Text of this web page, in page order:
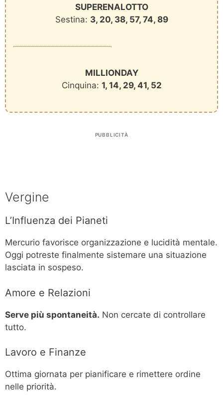
SUPERENALOTTO
Sestina: 3, 20, 38, 57, 74, 89
MILLIONDAY
Cinquina: 1, 14, 29, 41, 52
PUBBLICITÀ
Vergine
L’Influenza dei Pianeti
Mercurio favorisce organizzazione e lucidità mentale.
Oggi potreste finalmente sistemare una situazione
lasciata in sospeso.
Amore e Relazioni
Serve più spontaneità. Non cercate di controllare
tutto.
Lavoro e Finanze
Ottima giornata per pianificare e rimettere ordine
nelle priorità.